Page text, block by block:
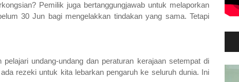
Pemilik juga bertanggungjawab untuk melaporkan
30 Jun bagi mengelakkan tindakan yang sama. Tetapi
undang-undang dan peraturan kerajaan setempat di
rezeki untuk kita lebarkan pengaruh ke seluruh dunia. Ini